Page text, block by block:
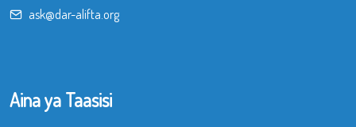
ask@dar-alifta.org
Aina ya Taasisi